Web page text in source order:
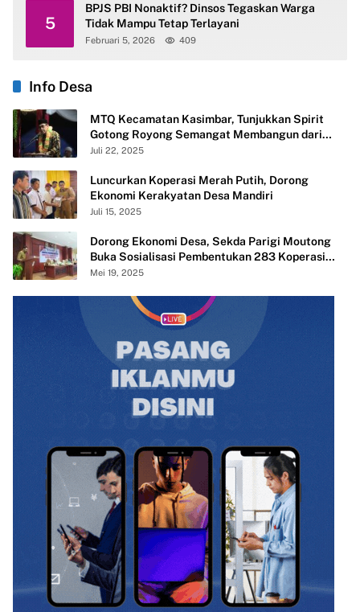
5
BPJS PBI Nonaktif? Dinsos Tegaskan Warga
Tidak Mampu Tetap Terlayani
Februari 5, 2026 409
Info Desa
MTQ Kecamatan Kasimbar, Tunjukkan Spirit
Gotong Royong Semangat Membangun dari
Desa
Juli 22, 2025
Luncurkan Koperasi Merah Putih, Dorong
Ekonomi Kerakyatan Desa Mandiri
Juli 15, 2025
Dorong Ekonomi Desa, Sekda Parigi Moutong
Buka Sosialisasi Pembentukan 283 Koperasi
Merah Putih
Mei 19, 2025